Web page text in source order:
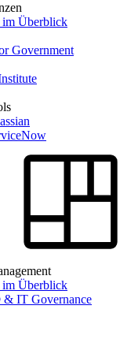
im Überblick
Government
im Überblick
IT Governance